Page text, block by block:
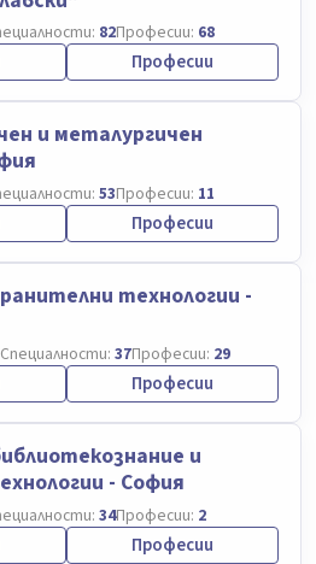
82Професии: 68
Професии
и металургичен
53Професии: 11
Професии
технологии -
Специалности: 37Професии: 29
Професии
и
- София
34Професии: 2
Професии